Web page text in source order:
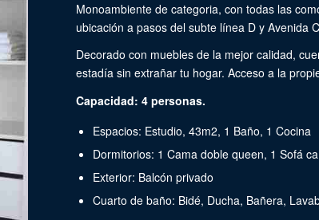
Monoambiente de categoria, con todas las
ubicación a pasos del subte línea D y Avenida
Decorado con muebles de la mejor calidad,
estadía sin extrañar tu hogar. Acceso a la
Capacidad: 4 personas.
Espacios: Estudio, 43m2, 1 Baño, 1 Cocina
Dormitorios: 1 Cama doble queen, 1 Sofá
Exterior: Balcón privado
Cuarto de baño: Bidé, Ducha, Bañera,